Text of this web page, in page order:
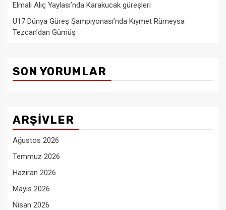
Elmalı Alıç Yaylası’nda Karakucak güreşleri
U17 Dünya Güreş Şampiyonası’nda Kıymet Rümeysa
Tezcan’dan Gümüş
SON YORUMLAR
ARŞIVLER
Ağustos 2026
Temmuz 2026
Haziran 2026
Mayıs 2026
Nisan 2026